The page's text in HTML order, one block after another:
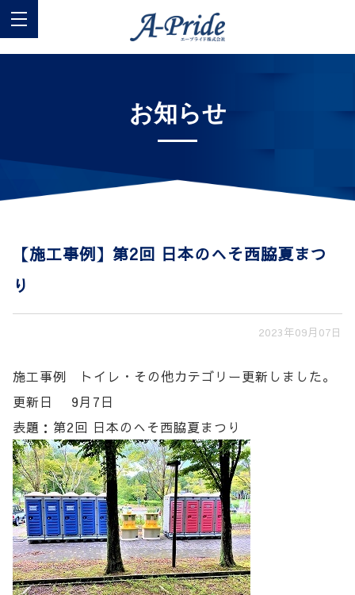
お知らせ
【施工事例】第2回 日本のへそ西脇夏まつ
り
2023年09月07日
施工事例 トイレ・その他カテゴリー更新しました。
更新日 9月7日
表題：第2回 日本のへそ西脇夏まつり